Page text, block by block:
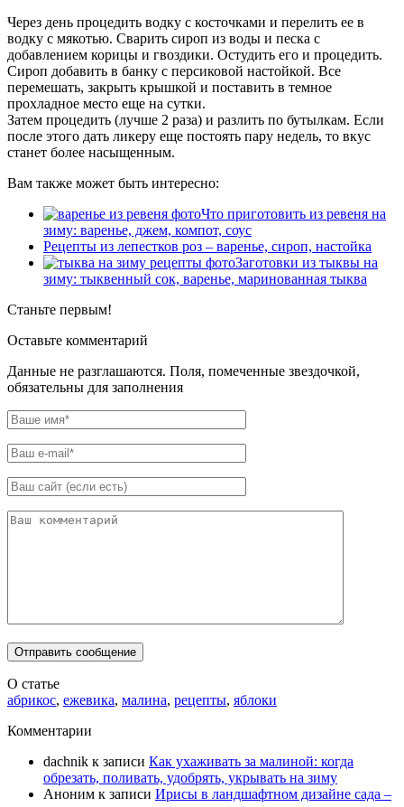
Через день процедить водку с косточками и перелить ее в
водку с мякотью. Сварить сироп из воды и песка с
добавлением корицы и гвоздики. Остудить его и процедить.
Сироп добавить в банку с персиковой настойкой. Все
перемешать, закрыть крышкой и поставить в темное
прохладное место еще на сутки.
Затем процедить (лучше 2 раза) и разлить по бутылкам. Если
после этого дать ликеру еще постоять пару недель, то вкус
станет более насыщенным.
Вам также может быть интересно:
Что приготовить из ревеня на
зиму: варенье, джем, компот, соус
Рецепты из лепестков роз – варенье, сироп, настойка
Заготовки из тыквы на
зиму: тыквенный сок, варенье, маринованная тыква
Станьте первым!
Оставьте комментарий
Данные не разглашаются. Поля, помеченные звездочкой,
обязательны для заполнения
О статье
абрикос, ежевика, малина, рецепты, яблоки
Комментарии
dachnik к записи Как ухаживать за малиной: когда
обрезать, поливать, удобрять, укрывать на зиму
Аноним к записи Ирисы в ландшафтном дизайне сада –